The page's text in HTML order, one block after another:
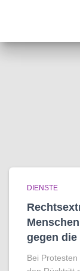
DIENSTE
gegen die
Bei